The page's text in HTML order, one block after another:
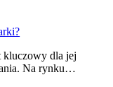
kluczowy dla jej
Na rynku…